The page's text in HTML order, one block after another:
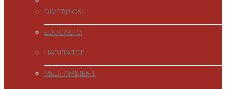
DIVER[SOS]
EDUCACIÓ
HABITATGE
MEDI AMBIENT